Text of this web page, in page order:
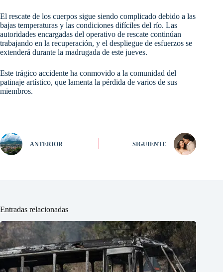
El rescate de los cuerpos sigue siendo complicado debido a las
bajas temperaturas y las condiciones difíciles del río. Las
autoridades encargadas del operativo de rescate continúan
trabajando en la recuperación, y el despliegue de esfuerzos se
extenderá durante la madrugada de este jueves.
Este trágico accidente ha conmovido a la comunidad del
patinaje artístico, que lamenta la pérdida de varios de sus
miembros.
ANTERIOR SIGUIENTE
Entradas relacionadas